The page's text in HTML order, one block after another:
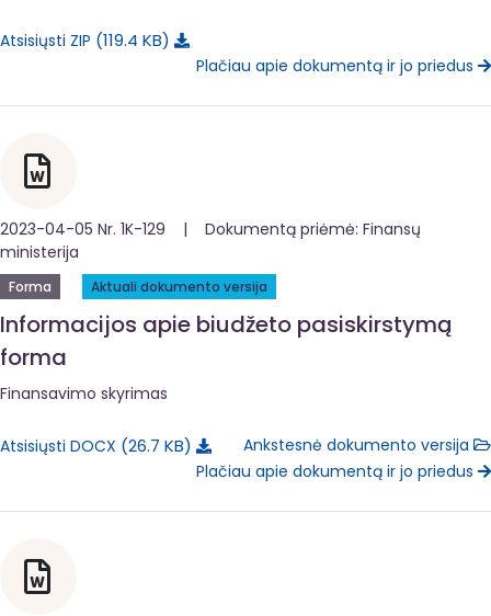
Atsisiųsti ZIP 119.4 KB
Plačiau apie dokumentą ir jo priedus
2023-04-05 Nr. 1K-129 | Dokumentą priėmė: Finansų
ministerija
Forma Aktuali dokumento versija
Informacijos apie biudžeto pasiskirstymą
forma
Finansavimo skyrimas
Atsisiųsti DOCX 26.7 KB
Ankstesnė dokumento versija
Plačiau apie dokumentą ir jo priedus